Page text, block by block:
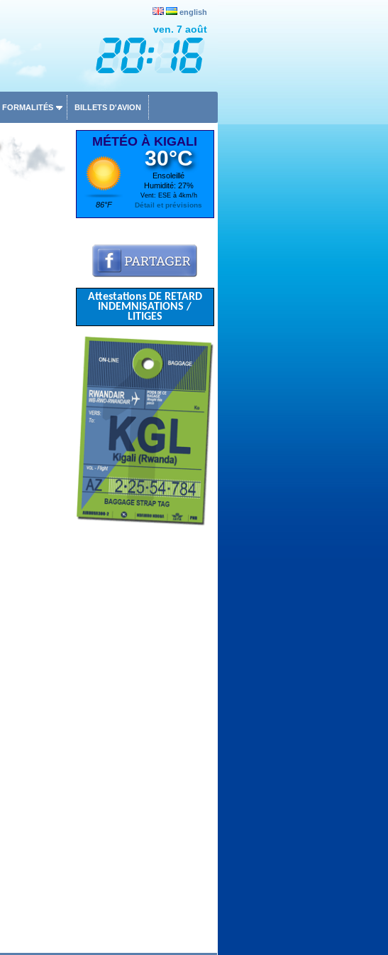
english
ven. 7 août
FORMALITÉS BILLETS D'AVION
MÉTÉO À KIGALI
86°F
30°C
Ensoleillé
Humidité: 27%
Vent: ESE à 4km/h
Détail et prévisions
Attestations DE RETARD
INDEMNISATIONS /
LITIGES